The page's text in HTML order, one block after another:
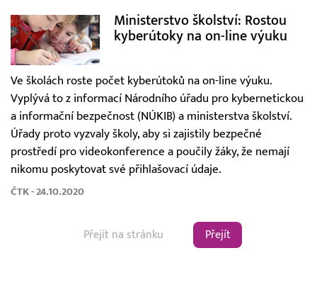
Ministerstvo školství: Rostou
kyberútoky na on-line výuku
Ve školách roste počet kyberútoků na on-line výuku.
Vyplývá to z informací Národního úřadu pro kybernetickou
a informační bezpečnost (NÚKIB) a ministerstva školství.
Úřady proto vyzvaly školy, aby si zajistily bezpečné
prostředí pro videokonference a poučily žáky, že nemají
nikomu poskytovat své přihlašovací údaje.
ČTK - 24.10.2020
Přejít